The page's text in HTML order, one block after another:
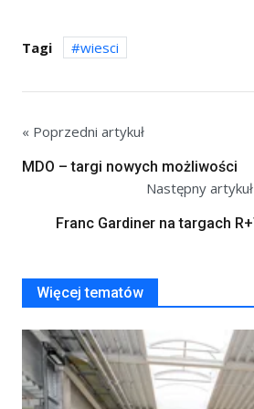
Tagi wiesci
« Poprzedni artykuł
MDO – targi nowych możliwości
Następny
Franc Gardiner na targach
Więcej tematów